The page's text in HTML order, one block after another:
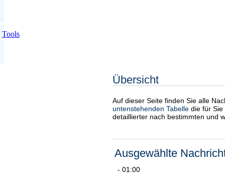
Tools
Übersicht
Auf dieser Seite finden Sie alle
untenstehenden Tabelle die für
detaillierter nach bestimmten und
Ausgewählte
- 01:00